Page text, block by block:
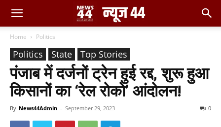
Home Politics
Politics State Top Stories
पंजाब में दर्जनों ट्रेन हुई रद्द, शुरू हुआ
किसानों का ‘रेल रोको’ आंदोलन!
By News44Admin - September 29, 2023 0